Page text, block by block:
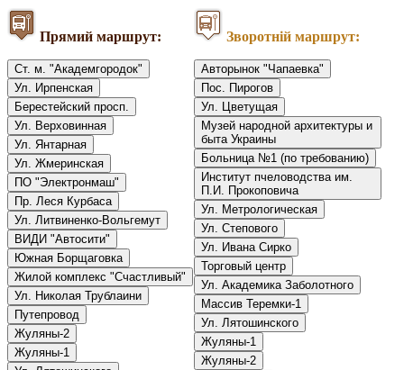
Прямий маршрут:
Ст. м. "Академгородок"
Ул. Ирпенская
Берестейский просп.
Ул. Верховинная
Ул. Янтарная
Ул. Жмеринская
ПО "Электронмаш"
Пр. Леся Курбаса
Ул. Литвиненко-Вольгемут
ВИДИ "Автосити"
Южная Борщаговка
Жилой комплекс "Счастливый"
Ул. Николая Трублаини
Путепровод
Жуляны-2
Жуляны-1
Зворотній маршрут:
Авторынок "Чапаевка"
Пос. Пирогов
Ул. Цветущая
Музей народной архитектуры и
быта Украины
Больница №1 (по требованию)
Институт пчеловодства им.
П.И. Прокоповича
Ул. Метрологическая
Ул. Степового
Ул. Ивана Сирко
Торговый центр
Ул. Академика Заболотного
Массив Теремки-1
Ул. Лятошинского
Жуляны-1
Жуляны-2